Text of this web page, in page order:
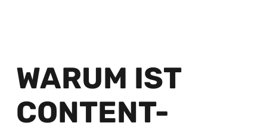
WARUM IST
CONTENT-